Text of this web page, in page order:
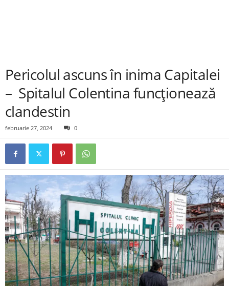
Pericolul ascuns în inima Capitalei
– Spitalul Colentina funcționează
clandestin
februarie 27, 2024 0